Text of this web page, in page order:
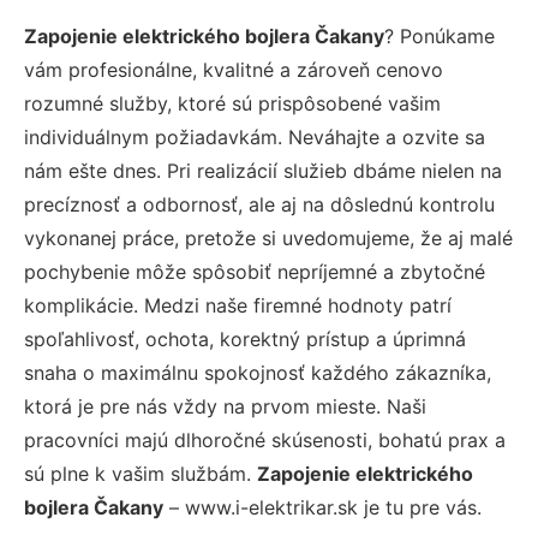
Zapojenie elektrického bojlera Čakany? Ponúkame
vám profesionálne, kvalitné a zároveň cenovo
rozumné služby, ktoré sú prispôsobené vašim
individuálnym požiadavkám. Neváhajte a ozvite sa
nám ešte dnes. Pri realizácií služieb dbáme nielen na
precíznosť a odbornosť, ale aj na dôslednú kontrolu
vykonanej práce, pretože si uvedomujeme, že aj malé
pochybenie môže spôsobiť nepríjemné a zbytočné
komplikácie. Medzi naše firemné hodnoty patrí
spoľahlivosť, ochota, korektný prístup a úprimná
snaha o maximálnu spokojnosť každého zákazníka,
ktorá je pre nás vždy na prvom mieste. Naši
pracovníci majú dlhoročné skúsenosti, bohatú prax a
sú plne k vašim službám. Zapojenie elektrického
bojlera Čakany – www.i-elektrikar.sk je tu pre vás.